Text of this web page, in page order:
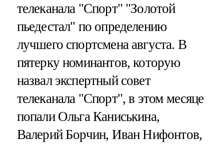
телеканала "Спорт" "Золотой
пьедестал" по определению
лучшего спортсмена августа. В
пятерку номинантов, которую
назвал экспертный совет
телеканала "Спорт", в этом месяце
попали Ольга Каниськина,
Валерий Борчин, Иван Нифонтов,